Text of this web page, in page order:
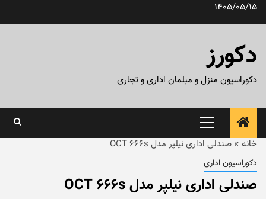
پرش1405/05/15
دکورز
دکوراسیون منزل و مبلمان اداری و تجاری
منوی
اصلی
خانه » صندلی اداری نیلپر مدل OCT 666s
دکوراسیون اداری
صندلی اداری نیلپر مدل OCT 666s